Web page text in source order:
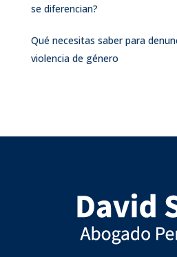
se diferencian?
Qué necesitas saber para
violencia de género